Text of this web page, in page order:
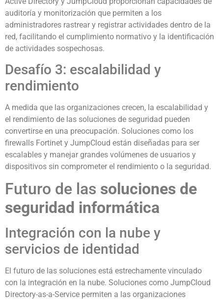
auditoría y monitorización que permiten a los
administradores rastrear y registrar actividades dentro de la
red, facilitando el cumplimiento normativo y la identificación
de actividades sospechosas.
Desafío 3: escalabilidad y
rendimiento
A medida que las organizaciones crecen, la escalabilidad y
el rendimiento de las soluciones de seguridad pueden
convertirse en una preocupación. Soluciones como los
firewalls Fortinet y JumpCloud están diseñadas para ser
escalables y manejar grandes volúmenes de usuarios y
dispositivos sin comprometer el rendimiento o la seguridad.
Futuro de las soluciones de
seguridad informática
Integración con la nube y
servicios de identidad
El futuro de las soluciones está estrechamente vinculado
con la integración en la nube. Soluciones como JumpCloud
Directory-as-a-Service permiten a las organizaciones